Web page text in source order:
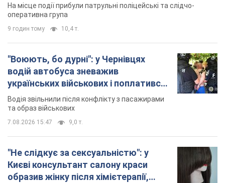
На місце події прибули патрульні поліцейські та слідчо-
оперативна група
9 годин тому 10,4 т.
"Воюють, бо дурні": у Чернівцях
водій автобуса зневажив
українських військових і поплатився.
Відео
Водія звільнили після конфлікту з пасажирами
та образ військових
7.08.2026 15:47 9,0 т.
"Не слідкує за сексуальністю": у
Києві консультант салону краси
образив жінку після хімієтерапії,